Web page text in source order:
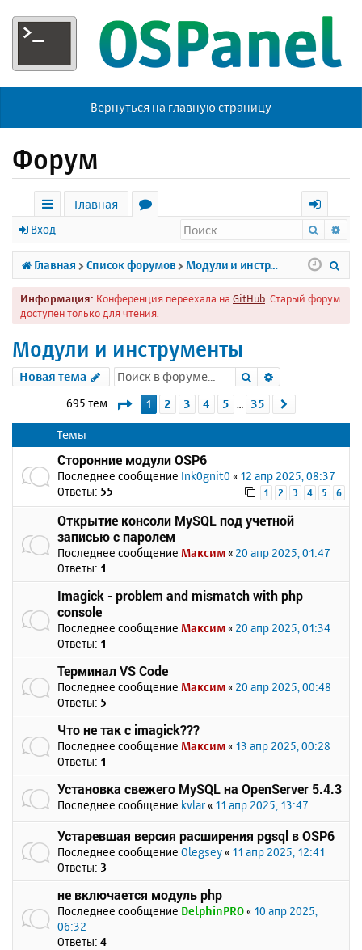
Вернуться на главную страницу
Форум
с
ы
л
к
Главная
р
у
м
х
о
д
Вход Поиск
Главная Список форумов Модули и инструменты
Информация: Конференция переехала на GitHub . Старый форум
доступен только для чтения.
Модули и инструменты
Новая тема Поиск
695 тем Страница1 из 35
1 2 3 4 5 35
Темы
Сторонние модули OSP6
Последнее сообщение Ink0gnit0 « 12 апр 2025, 08:37
Ответы: 55 1 2 3 4 5 6
Открытие консоли MySQL под учетной
записью с паролем
Последнее сообщение Максим « 20 апр 2025, 01:47
Ответы: 1
Imagick - problem and mismatch with php
console
Последнее сообщение Максим « 20 апр 2025, 01:34
Ответы: 1
Терминал VS Code
Последнее сообщение Максим « 20 апр 2025, 00:48
Ответы: 5
Что не так с imagick???
Последнее сообщение Максим « 13 апр 2025, 00:28
Ответы: 1
Установка свежего MySQL на OpenServer 5.4.3
Последнее сообщение kvlar « 11 апр 2025, 13:47
Устаревшая версия расширения pgsql в OSP6
Последнее сообщение Olegsey « 11 апр 2025, 12:41
Ответы: 3
не включается модуль php
Последнее сообщение DelphinPRO « 10 апр 2025,
06:32
Ответы: 4